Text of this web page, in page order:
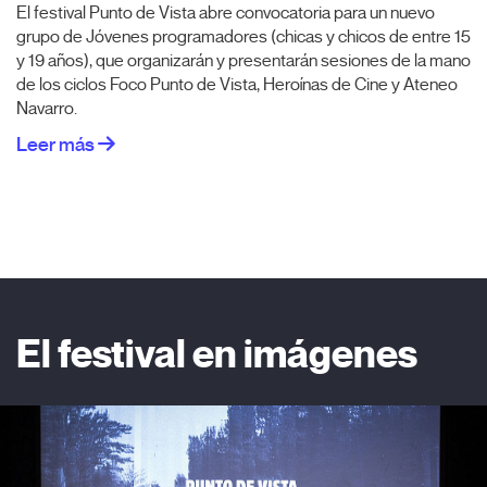
El festival Punto de Vista abre convocatoria para un nuevo
grupo de Jóvenes programadores (chicas y chicos de entre 15
y 19 años), que organizarán y presentarán sesiones de la mano
de los ciclos Foco Punto de Vista, Heroínas de Cine y Ateneo
Navarro.
Leer más
El festival en imágenes